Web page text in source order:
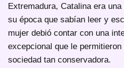
Extremadura, Catalina era
su época que sabían leer y
mujer debió contar con una
excepcional que le
sociedad tan conservadora.